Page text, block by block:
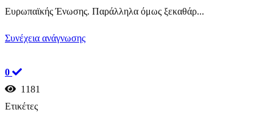
Ευρωπαϊκής Ένωσης. Παράλληλα όμως ξεκαθάρ...
Συνέχεια ανάγνωσης
0
1181
Ετικέτες